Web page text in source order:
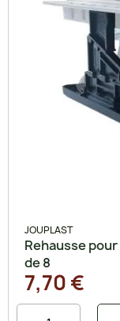
JOUPLAST
Rehausse
de 8
7,70 €